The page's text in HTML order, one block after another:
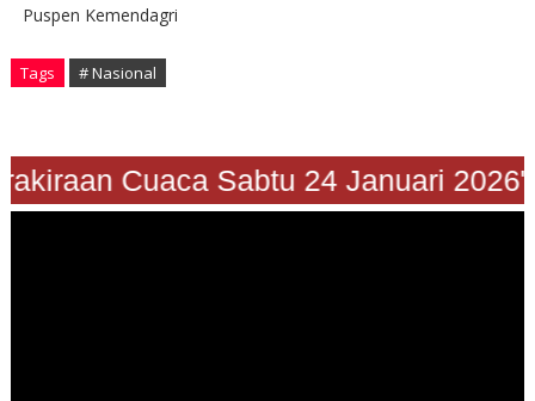
Puspen Kemendagri
Tags # Nasional
Cuaca Sabtu 24 Januari 2026"